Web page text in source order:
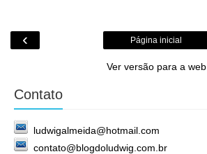
‹ Página inicial
Ver versão para a web
Contato
ludwigalmeida@hotmail.com
contato@blogdoludwig.com.br